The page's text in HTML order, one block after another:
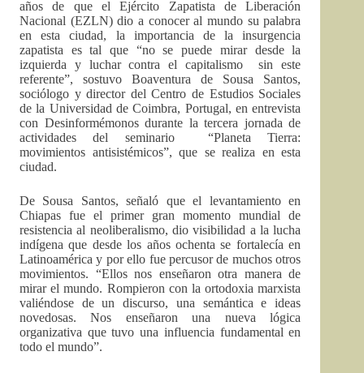
años de que el Ejército Zapatista de Liberación
Nacional (EZLN) dio a conocer al mundo su palabra
en esta ciudad, la importancia de la insurgencia
zapatista es tal que “no se puede mirar desde la
izquierda y luchar contra el capitalismo sin este
referente”, sostuvo Boaventura de Sousa Santos,
sociólogo y director del Centro de Estudios Sociales
de la Universidad de Coimbra, Portugal, en entrevista
con Desinformémonos durante la tercera jornada de
actividades del seminario “Planeta Tierra:
movimientos antisistémicos”, que se realiza en esta
ciudad.
De Sousa Santos, señaló que el levantamiento en
Chiapas fue el primer gran momento mundial de
resistencia al neoliberalismo, dio visibilidad a la lucha
indígena que desde los años ochenta se fortalecía en
Latinoamérica y por ello fue percusor de muchos otros
movimientos. “Ellos nos enseñaron otra manera de
mirar el mundo. Rompieron con la ortodoxia marxista
valiéndose de un discurso, una semántica e ideas
novedosas. Nos enseñaron una nueva lógica
organizativa que tuvo una influencia fundamental en
todo el mundo”.